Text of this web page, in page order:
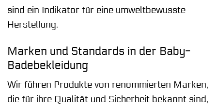
sind ein Indikator für eine umweltbewusste
Herstellung.
Marken und Standards in der Baby-
Badebekleidung
Wir führen Produkte von renommierten Marken,
die für ihre Qualität und Sicherheit bekannt sind,